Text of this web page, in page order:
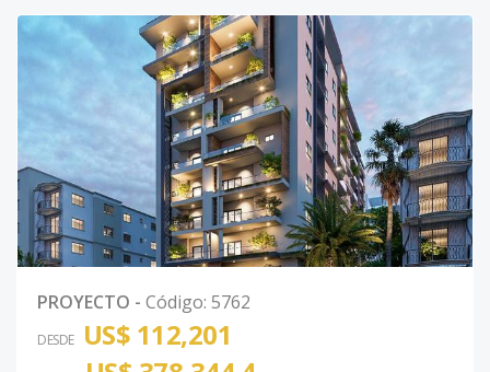
PROYECTO - Código: 5762
DESDE US$ 112,201